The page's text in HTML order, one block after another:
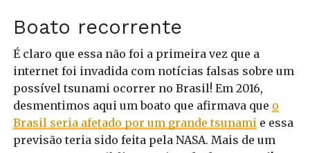
Boato recorrente
É claro que essa não foi a primeira vez que a
internet foi invadida com notícias falsas sobre um
possível tsunami ocorrer no Brasil! Em 2016,
desmentimos aqui um boato que afirmava que o
Brasil seria afetado por um grande tsunami e essa
previsão teria sido feita pela NASA. Mais de um